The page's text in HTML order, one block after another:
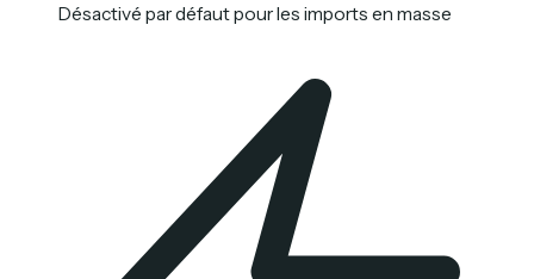
Désactivé par défaut pour les imports en masse